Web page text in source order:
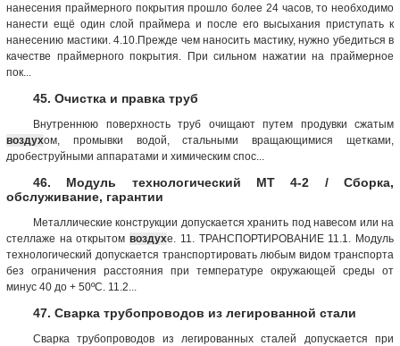
нанесения праймерного покрытия прошло более 24 часов, то необходимо
нанести ещё один слой праймера и после его высыхания приступать к
нанесению мастики. 4.10.Прежде чем наносить мастику, нужно убедиться в
качестве праймерного покрытия. При сильном нажатии на праймерное
пок...
45. Очистка и правка труб
Внутреннюю поверхность труб очищают путем продувки сжатым
воздухом, промывки водой, стальными вращающимися щетками,
дробеструйными аппаратами и химическим спос...
46. Модуль технологический МТ 4-2 / Сборка,
обслуживание, гарантии
Металлические конструкции допускается хранить под навесом или на
стеллаже на открытомвоздухе. 11. ТРАНСПОРТИРОВАНИЕ 11.1. Модуль
технологический допускается транспортировать любым видом транспорта
без ограничения расстояния при температуре окружающей среды от
минус 40 до + 50ºС. 11.2...
47. Сварка трубопроводов из легированной стали
Сварка трубопроводов из легированных сталей допускается при